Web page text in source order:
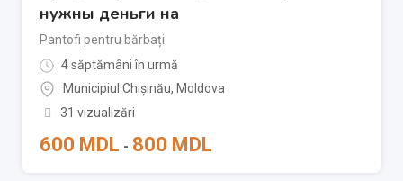
нужны деньги на
Pantofi pentru bărbați
4 săptămâni în urmă
Municipiul Chișinău, Moldova
31 vizualizări
600 MDL - 800 MDL